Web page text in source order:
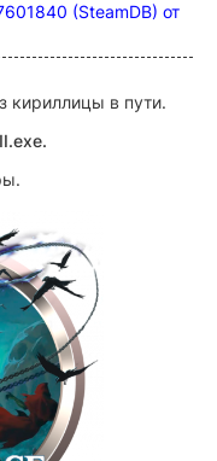
(SteamDB) от
кириллицы в пути.
.exe.